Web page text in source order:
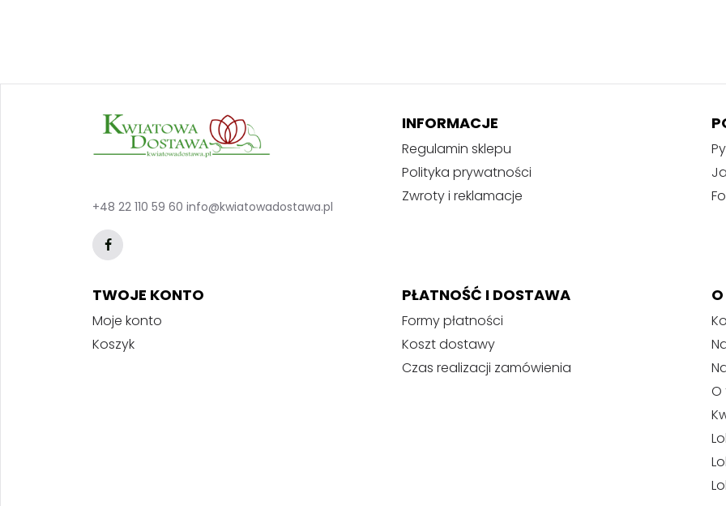
+48 22 110 59 60 info@kwiatowadostawa.pl
INFORMACJE
Regulamin sklepu
Polityka prywatności
Zwroty i reklamacje
TWOJE KONTO
Moje konto
Koszyk
PŁATNOŚĆ I DOSTAWA
Formy płatności
Koszt dostawy
Czas realizacji zamówienia
O